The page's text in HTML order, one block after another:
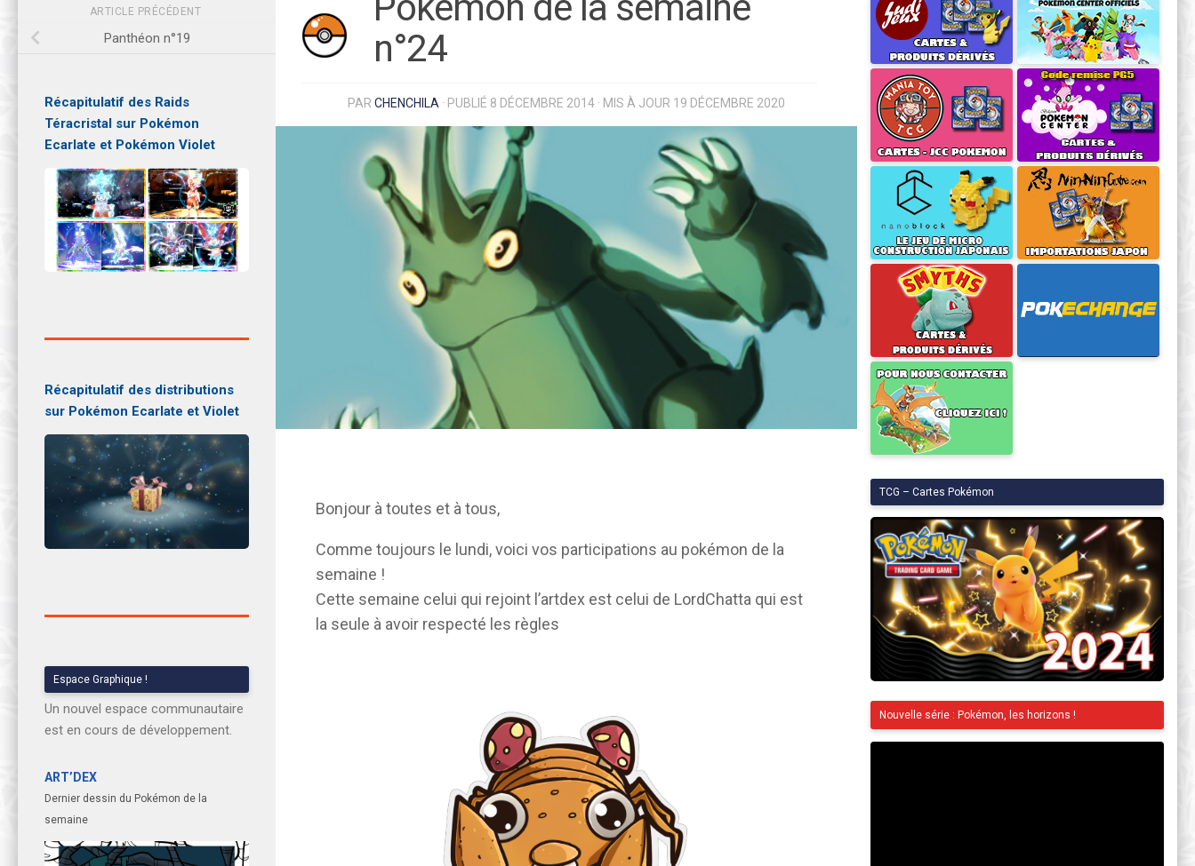
n°24
PAR CHENCHILA · PUBLIÉ 8 DÉCEMBRE 2014 · MIS À JOUR 19 DÉCEMBRE 2020
Bonjour à toutes et à tous,
Comme toujours le lundi, voici vos participations au pokémon de la
semaine !
Cette semaine celui qui rejoint l’artdex est celui de LordChatta qui est
la seule à avoir respecté les règles
ARTICLE PRÉCÉDENT
Panthéon n°19
Récapitulatif des Raids
Téracristal sur Pokémon
Ecarlate et Pokémon Violet
Récapitulatif des distributions
sur Pokémon Ecarlate et Violet
Espace Graphique !
Un nouvel espace communautaire
est en cours de développement.
ART’DEX
Dernier dessin du Pokémon de la
semaine
TCG – Cartes Pokémon
Nouvelle série : Pokémon, les horizons !